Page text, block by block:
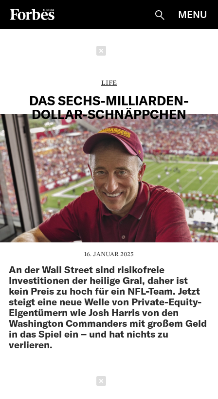
Suche
MENU
LIFE
DAS SECHS-MILLIARDEN-
DOLLAR-SCHNÄPPCHEN
16. JANUAR 2025
An der Wall Street sind risikofreie
Investitionen der heilige Gral, daher ist
kein Preis zu hoch für ein NFL-Team. Jetzt
steigt eine neue Welle von Private-Equity-
Eigentümern wie Josh Harris von den
Washington Commanders mit großem Geld
in das Spiel ein – und hat nichts zu
verlieren.